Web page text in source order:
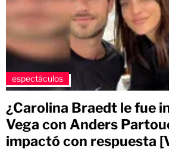
espectáculos
¿Carolina Braedt le fue
Vega con Anders
impactó con respuesta